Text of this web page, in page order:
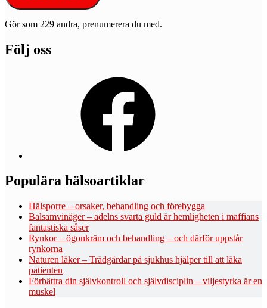
Gör som 229 andra, prenumerera du med.
Följ oss
Populära hälsoartiklar
Hälsporre – orsaker, behandling och förebygga
Balsamvinäger – adelns svarta guld är hemligheten i maffians
fantastiska såser
Rynkor – ögonkräm och behandling – och därför uppstår
rynkorna
Naturen läker – Trädgårdar på sjukhus hjälper till att läka
patienten
Förbättra din självkontroll och självdisciplin – viljestyrka är en
muskel